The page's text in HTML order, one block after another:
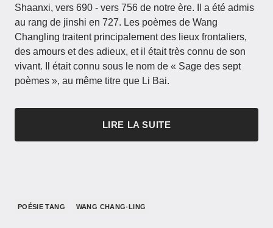
Shaanxi, vers 690 - vers 756 de notre ère. Il a été admis
au rang de jinshi en 727. Les poèmes de Wang
Changling traitent principalement des lieux frontaliers,
des amours et des adieux, et il était très connu de son
vivant. Il était connu sous le nom de « Sage des sept
poèmes », au même titre que Li Bai.
LIRE LA SUITE
POÉSIE TANG WANG CHANG-LING